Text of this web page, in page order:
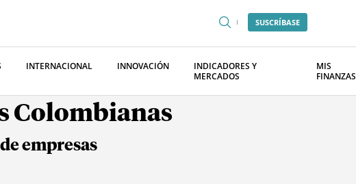
SUSCRÍBASE
INTERNACIONAL INNOVACIÓN
INDICADORES Y
MERCADOS
MIS
FINANZAS
Colombianas
empresas